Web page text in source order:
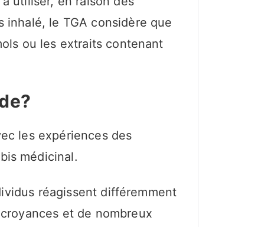
le TGA considère que
ou les extraits contenant
les expériences des
médicinal.
réagissent différemment
et de nombreux